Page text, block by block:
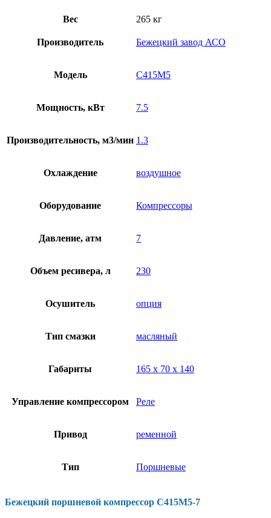
Вес 265 кг
Производитель Бежецкий завод АСО
Модель С415М5
Мощность, кВт 7.5
Производительность, м3/мин 1.3
Охлаждение воздушное
Оборудование Компрессоры
Давление, атм 7
Объем ресивера, л 230
Осушитель опция
Тип смазки масляный
Габариты 165 х 70 х 140
Управление компрессором Реле
Привод ременной
Тип Поршневые
Бежецкий поршневой компрессор С415М5-7